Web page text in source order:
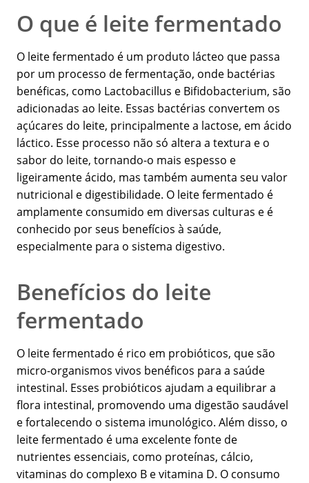
O que é leite fermentado
O leite fermentado é um produto lácteo que passa
por um processo de fermentação, onde bactérias
benéficas, como Lactobacillus e Bifidobacterium, são
adicionadas ao leite. Essas bactérias convertem os
açúcares do leite, principalmente a lactose, em ácido
láctico. Esse processo não só altera a textura e o
sabor do leite, tornando-o mais espesso e
ligeiramente ácido, mas também aumenta seu valor
nutricional e digestibilidade. O leite fermentado é
amplamente consumido em diversas culturas e é
conhecido por seus benefícios à saúde,
especialmente para o sistema digestivo.
Benefícios do leite
fermentado
O leite fermentado é rico em probióticos, que são
micro-organismos vivos benéficos para a saúde
intestinal. Esses probióticos ajudam a equilibrar a
flora intestinal, promovendo uma digestão saudável
e fortalecendo o sistema imunológico. Além disso, o
leite fermentado é uma excelente fonte de
nutrientes essenciais, como proteínas, cálcio,
vitaminas do complexo B e vitamina D. O consumo